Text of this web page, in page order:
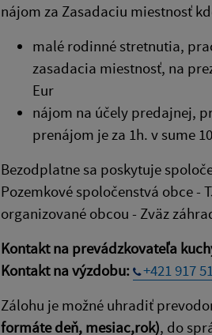
nájom za Zasadaciu miestnosť
malé rodinné stretnutia,
zasadacia miestnosť, na
Eur
nájom na účely predajnej,
prenájom je za 1h. v sume
Bezodplatne sa poskytuje
Pozemkové spoločenstvá obce -
organizované obcou - Zväz
Kontakt na prevádzkovateľa
Kontakt na výzdobu:
+421 917
Zálohu je možné uhradiť
formáte deň, mesiac,rok), do